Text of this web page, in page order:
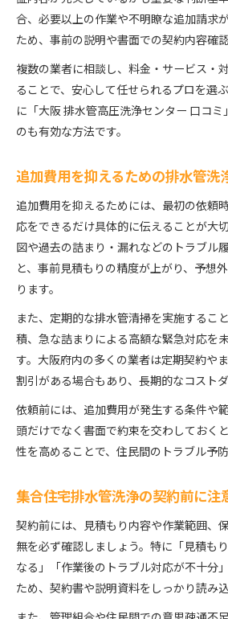
合、必要以上の作業や不明瞭な追加請求
ため、事前の説明や書面での契約内容確
複数の業者に相談し、料金・サービス・
ることで、安心して任せられるプロを選
に「大阪 排水管高圧洗浄センター 口コミ
のも有効な方法です。
追加費用を抑えるための排水管洗
追加費用を抑えるためには、最初の依頼
応をできるだけ具体的に伝えることが大
図や過去の詰まり・漏れなどのトラブル
と、事前見積もりの精度が上がり、予想
ります。
また、定期的な排水管清掃を実施するこ
積、急な詰まりによる高額な緊急対応を
す。大阪府内の多くの業者は定期契約や
割引がある場合もあり、長期的なコスト
依頼前には、追加費用が発生する条件や
頭だけでなく書面で約束を交わしておく
性を高めることで、住民間のトラブル予防
集合住宅排水管洗浄の契約前に注
契約前には、見積もり内容や作業範囲、
無を必ず確認しましょう。特に「見積も
なる」「作業後のトラブル対応が不十分
ため、契約書や説明資料をしっかり読み